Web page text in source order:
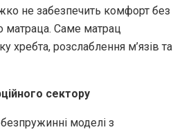
не забезпечить комфорт без
матраца. Саме матрац
хребта, розслаблення м’язів та
сектору
моделі з